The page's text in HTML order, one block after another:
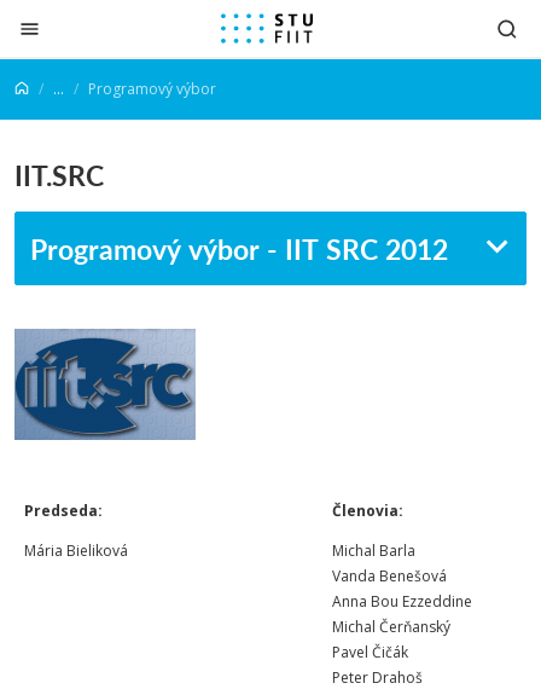
Prejsť na obsah
... Programový výbor
IIT.SRC
Programový výbor - IIT SRC 2012
Predseda:
Mária Bieliková
Členovia:
Michal Barla
Vanda Benešová
Anna Bou Ezzeddine
Michal Čerňanský
Pavel Čičák
Peter Drahoš